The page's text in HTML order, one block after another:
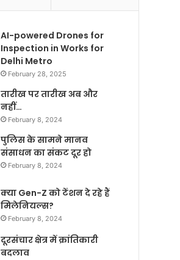
AI-powered Drones for
Inspection in Works for
Delhi Metro
February 28, 2025
तारीख पर तारीख अब और
नहीं…
February 8, 2024
पुलिस के सामने मानव
संसाधन का संकट दूर हो
February 8, 2024
क्या Gen-Z को टेंशन दे रहे हैं
मिलेनियल्स?
February 8, 2024
दूरसंचार क्षेत्र में क्रांतिकारी
बदलाव